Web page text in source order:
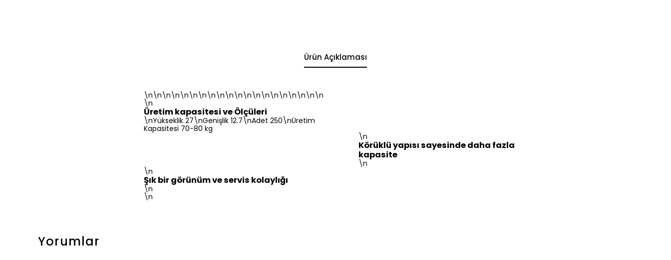
Ürün Açıklaması
\n\n\n\n\n\n\n\n\n\n\n\n\n\n\n\n\n\n\n\n
\n
Üretim kapasitesi ve Ölçüleri
\nYükseklik 27\nGenişlik 12.7\nAdet 250\nÜretim
Kapasitesi 70-80 kg
\n
Körüklü yapısı sayesinde daha fazla
kapasite
\n
\n
Şık bir görünüm ve servis kolaylığı
\n
\n
Yorumlar